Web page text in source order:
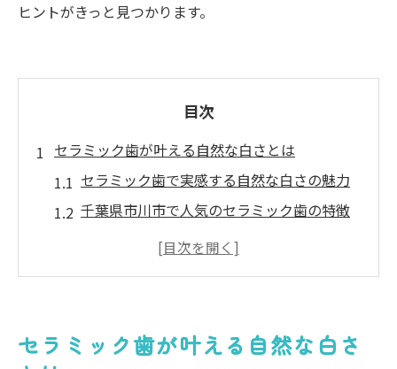
ヒントがきっと見つかります。
目次
セラミック歯が叶える自然な白さとは
セラミック歯で実感する自然な白さの魅力
千葉県市川市で人気のセラミック歯の特徴
透明感と白さが際立つセラミック歯の秘密
白く輝く口元へ導くセラミック歯の力
セラミック歯が叶える自然な白さ